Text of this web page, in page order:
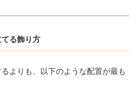
る飾り方
よりも、以下のような配置が最も